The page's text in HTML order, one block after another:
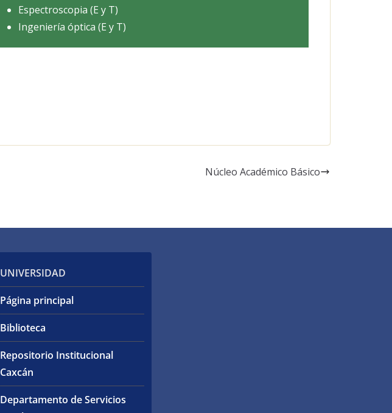
Espectroscopia (E y T)
Ingeniería óptica (E y T)
Núcleo Académico Básico
UNIVERSIDAD
Página principal
Biblioteca
Repositorio Institucional
Caxcán
Departamento de Servicios